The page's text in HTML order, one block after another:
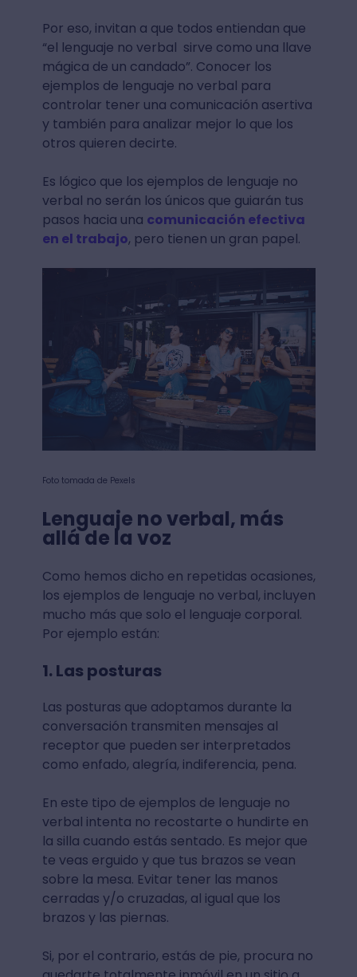
Por eso, invitan a que todos entiendan que
“el lenguaje no verbal sirve como una llave
mágica de un candado”. Conocer los
ejemplos de lenguaje no verbal para
controlar tener una comunicación asertiva
y también para analizar mejor lo que los
otros quieren decirte.
Es lógico que los ejemplos de lenguaje no
verbal no serán los únicos que guiarán tus
pasos hacia una comunicación efectiva
en el trabajo, pero tienen un gran papel.
Foto tomada de Pexels
Lenguaje no verbal, más
allá de la voz
Como hemos dicho en repetidas ocasiones,
los ejemplos de lenguaje no verbal, incluyen
mucho más que solo el lenguaje corporal.
Por ejemplo están:
1. Las posturas
Las posturas que adoptamos durante la
conversación transmiten mensajes al
receptor que pueden ser interpretados
como enfado, alegría, indiferencia, pena.
En este tipo de ejemplos de lenguaje no
verbal intenta no recostarte o hundirte en
la silla cuando estás sentado. Es mejor que
te veas erguido y que tus brazos se vean
sobre la mesa. Evitar tener las manos
cerradas y/o cruzadas, al igual que los
brazos y las piernas.
Si, por el contrario, estás de pie, procura no